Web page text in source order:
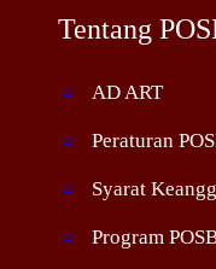
Tentang
AD ART
Peraturan
Syarat
Program